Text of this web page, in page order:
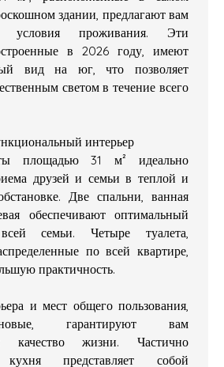
здании, предлагают вам
условия проживания. Эти
в 2026 году, имеют
вид на юг, что позволяет
светом в течение всего
интерьер
площадью 31 м² идеально
друзей и семьи в теплой и
Две спальни, ванная
обеспечивают оптимальный
семьи. Четыре туалета,
по всей квартире,
практичность.
и мест общего пользования,
гарантируют вам
качество жизни. Частично
кухня представляет собой